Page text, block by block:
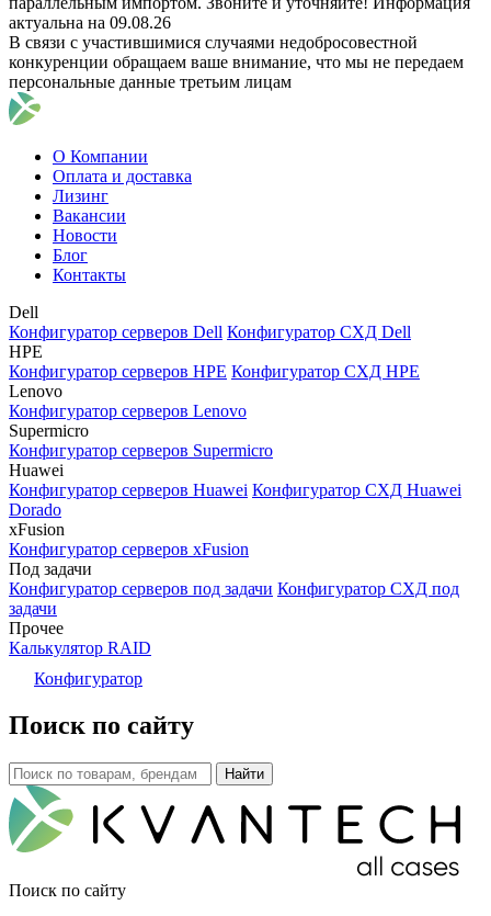
актуальна на 09.08.26
В связи с участившимися случаями недобросовестной
конкуренции обращаем ваше внимание, что мы не передаем
персональные данные третьим лицам
О Компании
Оплата и доставка
Лизинг
Вакансии
Новости
Блог
Контакты
Dell
Конфигуратор серверов Dell Конфигуратор СХД Dell
HPE
Конфигуратор серверов HPE Конфигуратор СХД HPE
Lenovo
Конфигуратор серверов Lenovo
Supermicro
Конфигуратор серверов Supermicro
Huawei
Конфигуратор серверов Huawei Конфигуратор СХД Huawei
Dorado
xFusion
Конфигуратор серверов xFusion
Под задачи
Конфигуратор серверов под задачи Конфигуратор СХД под
задачи
Прочее
Калькулятор RAID
Конфигуратор
Поиск по сайту
Поиск по сайту